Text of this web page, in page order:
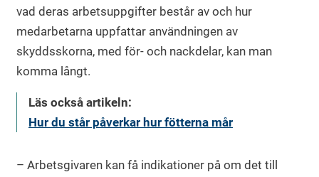
vad deras arbetsuppgifter består av och hur
medarbetarna uppfattar användningen av
skyddsskorna, med för- och nackdelar, kan man
komma långt.
Läs också artikeln:
Hur du står påverkar hur fötterna mår
– Arbetsgivaren kan få indikationer på om det till